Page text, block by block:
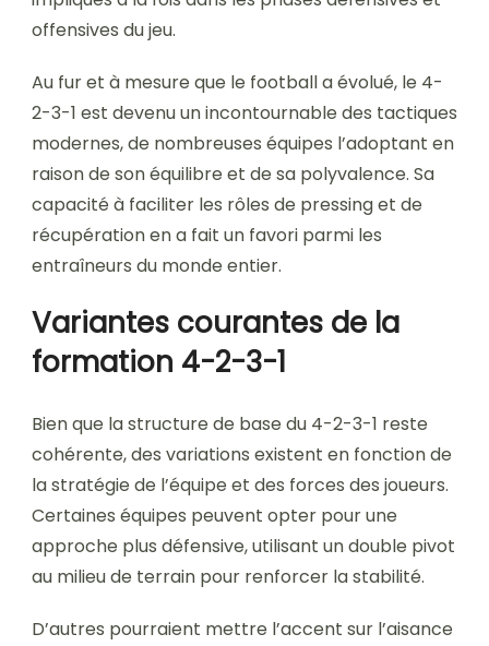
offensives du jeu.
Au fur et à mesure que le football a évolué, le 4-
2-3-1 est devenu un incontournable des tactiques
modernes, de nombreuses équipes l’adoptant en
raison de son équilibre et de sa polyvalence. Sa
capacité à faciliter les rôles de pressing et de
récupération en a fait un favori parmi les
entraîneurs du monde entier.
Variantes courantes de la
formation 4-2-3-1
Bien que la structure de base du 4-2-3-1 reste
cohérente, des variations existent en fonction de
la stratégie de l’équipe et des forces des joueurs.
Certaines équipes peuvent opter pour une
approche plus défensive, utilisant un double pivot
au milieu de terrain pour renforcer la stabilité.
D’autres pourraient mettre l’accent sur l’aisance